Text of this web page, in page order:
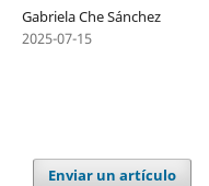
Gabriela Che Sánchez
2025-07-15
Enviar un artículo